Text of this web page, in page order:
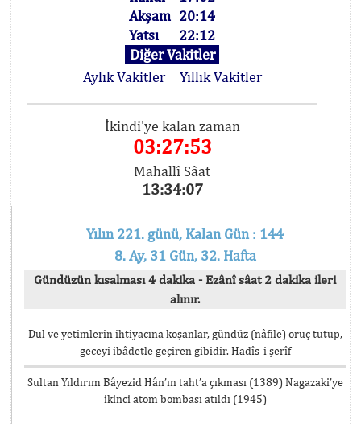
Akşam 20:14
Yatsı
22:12
Diğer Vakitler
Aylık Vakitler
Yıllık Vakitler
İkindi'ye kalan zaman
03:27:52
Mahallî Sâat
13:34:08
Yılın 221. günü, Kalan Gün : 144
8. Ay, 31 Gün, 32. Hafta
Gündüzün kısalması 4 dakika - Ezânî sâat 2 dakika ileri
alınır.
Dul ve yetimlerin ihtiyacına koşanlar, gündüz (nâfile) oruç tutup,
geceyi ibâdetle geçiren gibidir. Hadîs-i şerîf
Sultan Yıldırım Bâyezid Hân’ın taht’a çıkması (1389) Nagazaki’ye
ikinci atom bombası atıldı (1945)